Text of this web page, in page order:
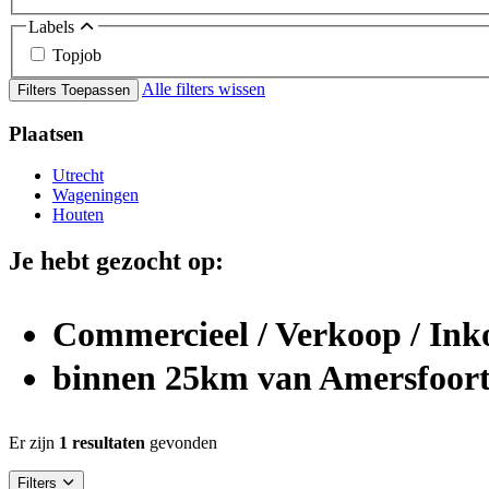
Labels
Topjob
Filters Toepassen Alle filters wissen
Plaatsen
Utrecht
Wageningen
Houten
Je hebt gezocht op:
Commercieel / Verkoop /
binnen 25km van
Er zijn 1 resultaten gevonden
Filters